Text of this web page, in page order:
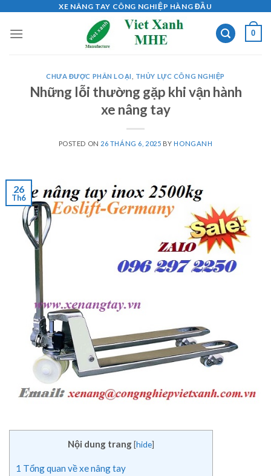
content
XE NÂNG TAY CÔNG NGHIỆP HÀNG ĐẦU
0
CHƯA ĐƯỢC PHÂN LOẠI THỦY LỰC CÔNG NGHIỆP
Những lỗi thường gặp khi vận hành
xe nâng tay
POSTED ON 26 THÁNG 6, 2025 BYHONGANH
26
Th6
Nội dung trang[hide]
1 Tổng quan về xe nâng tay